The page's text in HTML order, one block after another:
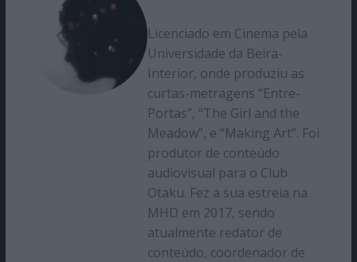
Licenciado em Cinema pela
Universidade da Beira-
Interior, onde produziu as
curtas-metragens “Entre-
Portas”, “The Girl and the
Meadow”, e “Making Art”. Foi
produtor de conteúdo
audiovisual para o Club
Otaku. Fez a sua estreia na
MHD em 2017, sendo
atualmente redator de
conteúdo, coordenador de